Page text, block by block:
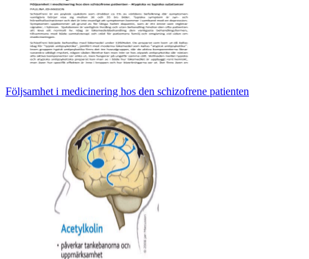
Följsamhet i medicinering hos den schizofrene patienten